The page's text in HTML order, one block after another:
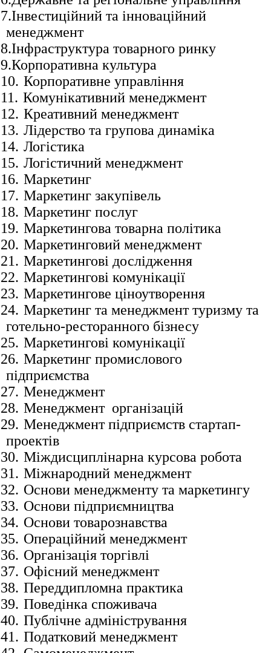
7.Інвестиційний та інноваційний
менеджмент
8.Інфраструктура товарного ринку
9.Корпоративна культура
10. Корпоративне управління
11. Комунікативний менеджмент
12. Креативний менеджмент
13. Лідерство та групова динаміка
14. Логістика
15. Логістичний менеджмент
16. Маркетинг
17. Маркетинг закупівель
18. Маркетинг послуг
19. Маркетингова товарна політика
20. Маркетинговий менеджмент
21. Маркетингові дослідження
22. Маркетингові комунікації
23. Маркетингове ціноутворення
24. Маркетинг та менеджмент туризму та
готельно-ресторанного бізнесу
25. Маркетингові комунікації
26. Маркетинг промислового
підприємства
27. Менеджмент
28. Менеджмент організацій
29. Менеджмент підприємств стартап-
проектів
30. Міждисциплінарна курсова робота
31. Міжнародний менеджмент
32. Основи менеджменту та маркетингу
33. Основи підприємництва
34. Основи товарознавства
35. Операційний менеджмент
36. Організація торгівлі
37. Офісний менеджмент
38. Переддипломна практика
39. Поведінка споживача
40. Публічне адміністрування
41. Податковий менеджмент